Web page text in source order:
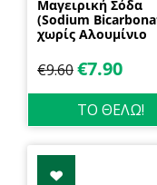
Μαγειρική Σόδα
(Sodium
χωρίς Αλουμίνιο
€9.60€7.90
ΤΟ ΘΕΛΩ!